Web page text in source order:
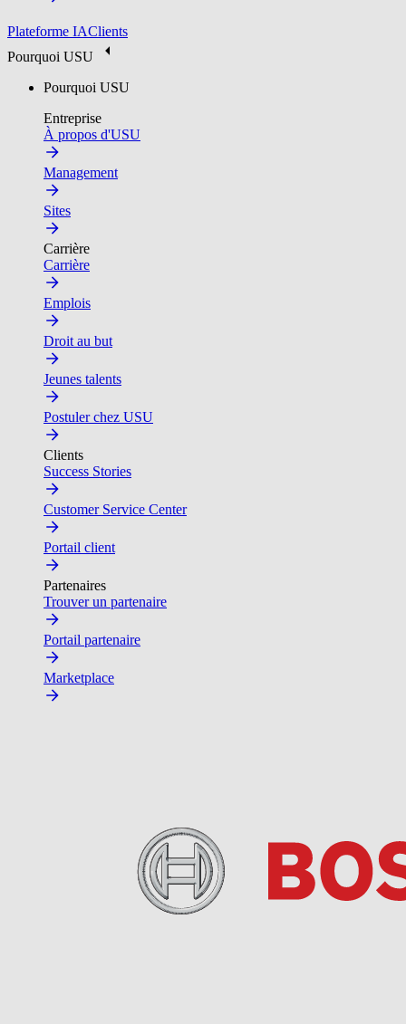
Plateforme IAClients
Pourquoi USU
Pourquoi USU
Entreprise
À propos d'USU
Management
Sites
Carrière
Carrière
Emplois
Droit au but
Jeunes talents
Postuler chez USU
Clients
Success Stories
Customer Service Center
Portail client
Partenaires
Trouver un partenaire
Portail partenaire
Marketplace